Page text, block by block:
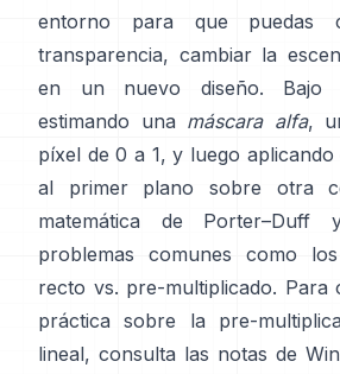
entorno para que puedas
transparencia, cambiar la
en un nuevo diseño. Bajo
estimando una máscara alfa,
píxel de 0 a 1, y luego
al primer plano sobre otra
matemática de Porter–Duff
problemas comunes como
recto vs. pre-multiplicado. Para
práctica sobre la pre-
lineal, consulta las notas de